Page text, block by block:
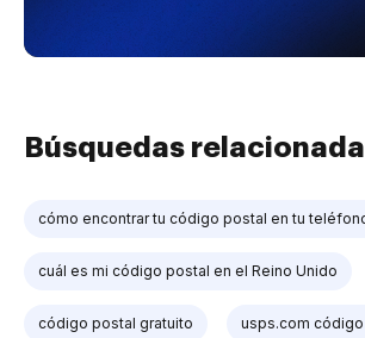
Búsquedas
cómo encontrar tu código postal en tu
cuál es mi código postal en el Reino Unido
código postal gratuito usps.com